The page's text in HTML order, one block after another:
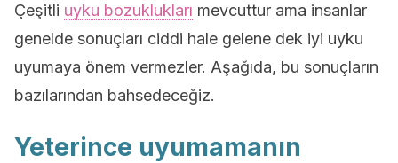
Çeşitli uyku bozuklukları mevcuttur ama insanlar
genelde sonuçları ciddi hale gelene dek iyi uyku
uyumaya önem vermezler. Aşağıda, bu sonuçların
bazılarından bahsedeceğiz.
Yeterince uyumamanın